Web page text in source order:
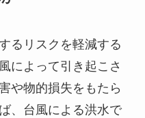
るリスクを軽減する
によって引き起こさ
や物的損失をもたら
、台風による洪水で